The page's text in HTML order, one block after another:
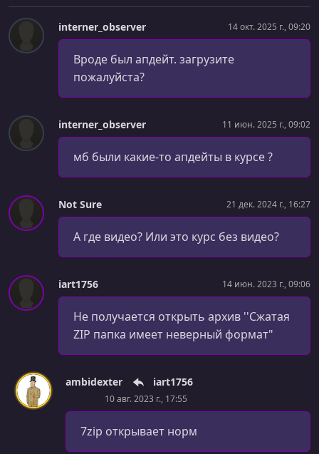
interner_observer 14 окт. 2025 г., 09:20
Вроде был апдейт. загрузите
пожалуйста?
interner_observer 11 июн. 2025 г., 09:02
мб были какие-то апдейты в курсе ?
Not Sure 21 дек. 2024 г., 16:27
А где видео? Или это курс без видео?
iart1756 14 июн. 2023 г., 09:06
Не получается открыть архив ''Сжатая
ZIP папка имеет неверный формат"
ambidexter iart1756
10 авг. 2023 г., 17:55
7zip открывает норм